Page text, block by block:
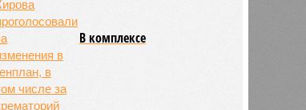
В комплексе